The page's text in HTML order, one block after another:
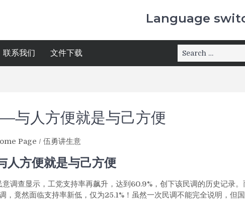
Language
联系我们 文件下载
与人方便就是与己方便
Page / 伍勇讲生意
人方便就是与己方便
调查显示，工党支持率再飙升，达到60.9%，创下该民调的历史记录。
竟然面临支持率新低，仅为25.1%！虽然一次民调不能完全说明，但